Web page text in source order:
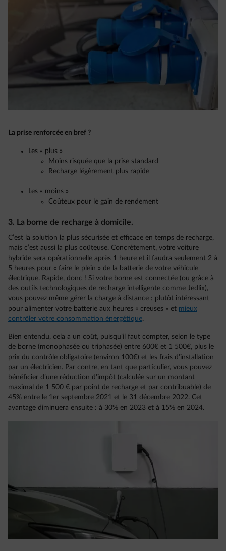
La prise renforcée en bref ?
Les « plus »
Moins risquée que la prise standard
Recharge légèrement plus rapide
Les « moins »
Coûteux pour le gain de rendement
3. La borne de recharge à domicile.
C’est la solution la plus sécurisée et efficace en temps de recharge,
mais c’est aussi la plus coûteuse. Concrètement, votre voiture
hybride sera opérationnelle après 1 heure et il faudra seulement 2 à
5 heures pour « faire le plein » de la batterie de votre véhicule
électrique. Rapide, donc ! Si votre borne est connectée (ou grâce à
des outils technologiques de recharge intelligente comme Jedlix),
vous pouvez même gérer la charge à distance : plutôt intéressant
pour alimenter votre batterie aux heures « creuses » et mieux
contrôler votre consommation énergétique.
Bien entendu, cela a un coût, puisqu’il faut compter, selon le type
de borne (monophasée ou triphasée) entre 600€ et 1 500€, plus le
prix du contrôle obligatoire (environ 100€) et les frais d’installation
par un électricien. Par contre, en tant que particulier, vous pouvez
bénéficier d’une réduction d’impôt (calculée sur un montant
maximal de 1 500 € par point de recharge et par contribuable) de
45% entre le 1er septembre 2021 et le 31 décembre 2022. Cet
avantage diminuera ensuite : à 30% en 2023 et à 15% en 2024.